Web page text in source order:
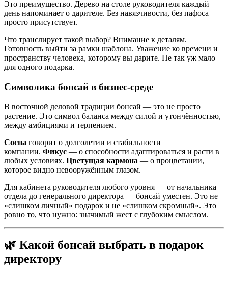
Это преимущество. Дерево на столе руководителя каждый
день напоминает о дарителе. Без навязчивости, без пафоса —
просто присутствует.
Что транслирует такой выбор? Внимание к деталям.
Готовность выйти за рамки шаблона. Уважение ко времени и
пространству человека, которому вы дарите. Не так уж мало
для одного подарка.
Символика бонсай в бизнес-среде
В восточной деловой традиции бонсай — это не просто
растение. Это символ баланса между силой и утончённостью,
между амбициями и терпением.
Сосна говорит о долголетии и стабильности
компании. Фикус — о способности адаптироваться и расти в
любых условиях. Цветущая кармона — о процветании,
которое видно невооружённым глазом.
Для кабинета руководителя любого уровня — от начальника
отдела до генерального директора — бонсай уместен. Это не
«слишком личный» подарок и не «слишком скромный». Это
ровно то, что нужно: значимый жест с глубоким смыслом.
🌿 Какой бонсай выбрать в подарок
директору